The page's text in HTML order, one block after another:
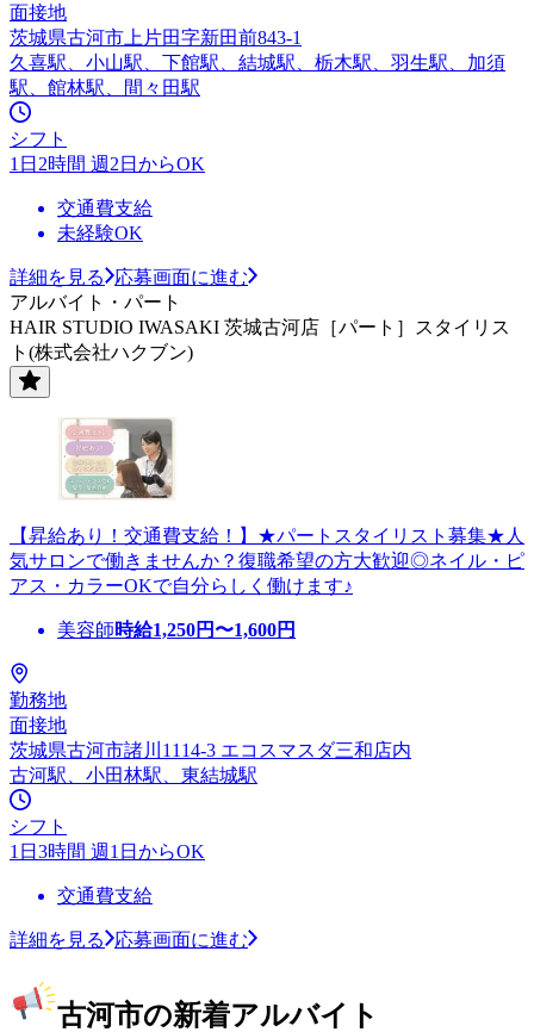
面接地
茨城県古河市上片田字新田前843-1
久喜駅、小山駅、下館駅、結城駅、栃木駅、羽生駅、加須
駅、館林駅、間々田駅
シフト
1日2時間 週2日からOK
交通費支給
未経験OK
詳細を見る
応募画面に進む
アルバイト・パート
HAIR STUDIO IWASAKI 茨城古河店［パート］スタイリス
ト(株式会社ハクブン)
【昇給あり！交通費支給！】★パートスタイリスト募集★人
気サロンで働きませんか？復職希望の方大歓迎◎ネイル・ピ
アス・カラーOKで自分らしく働けます♪
美容師時給1,250円〜1,600円
勤務地
面接地
茨城県古河市諸川1114-3 エコスマスダ三和店内
古河駅、小田林駅、東結城駅
シフト
1日3時間 週1日からOK
交通費支給
詳細を見る 応募画面に進む
古河市の新着アルバイト